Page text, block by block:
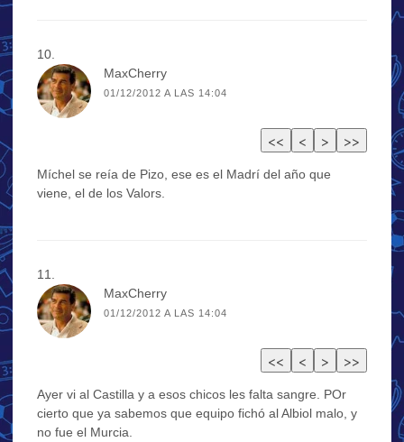
MaxCherry
01/12/2012 A LAS 14:04
Míchel se reía de Pizo, ese es el Madrí del año que
viene, el de los Valors.
MaxCherry
01/12/2012 A LAS 14:04
Ayer vi al Castilla y a esos chicos les falta sangre. POr
cierto que ya sabemos que equipo fichó al Albiol malo, y
no fue el Murcia.